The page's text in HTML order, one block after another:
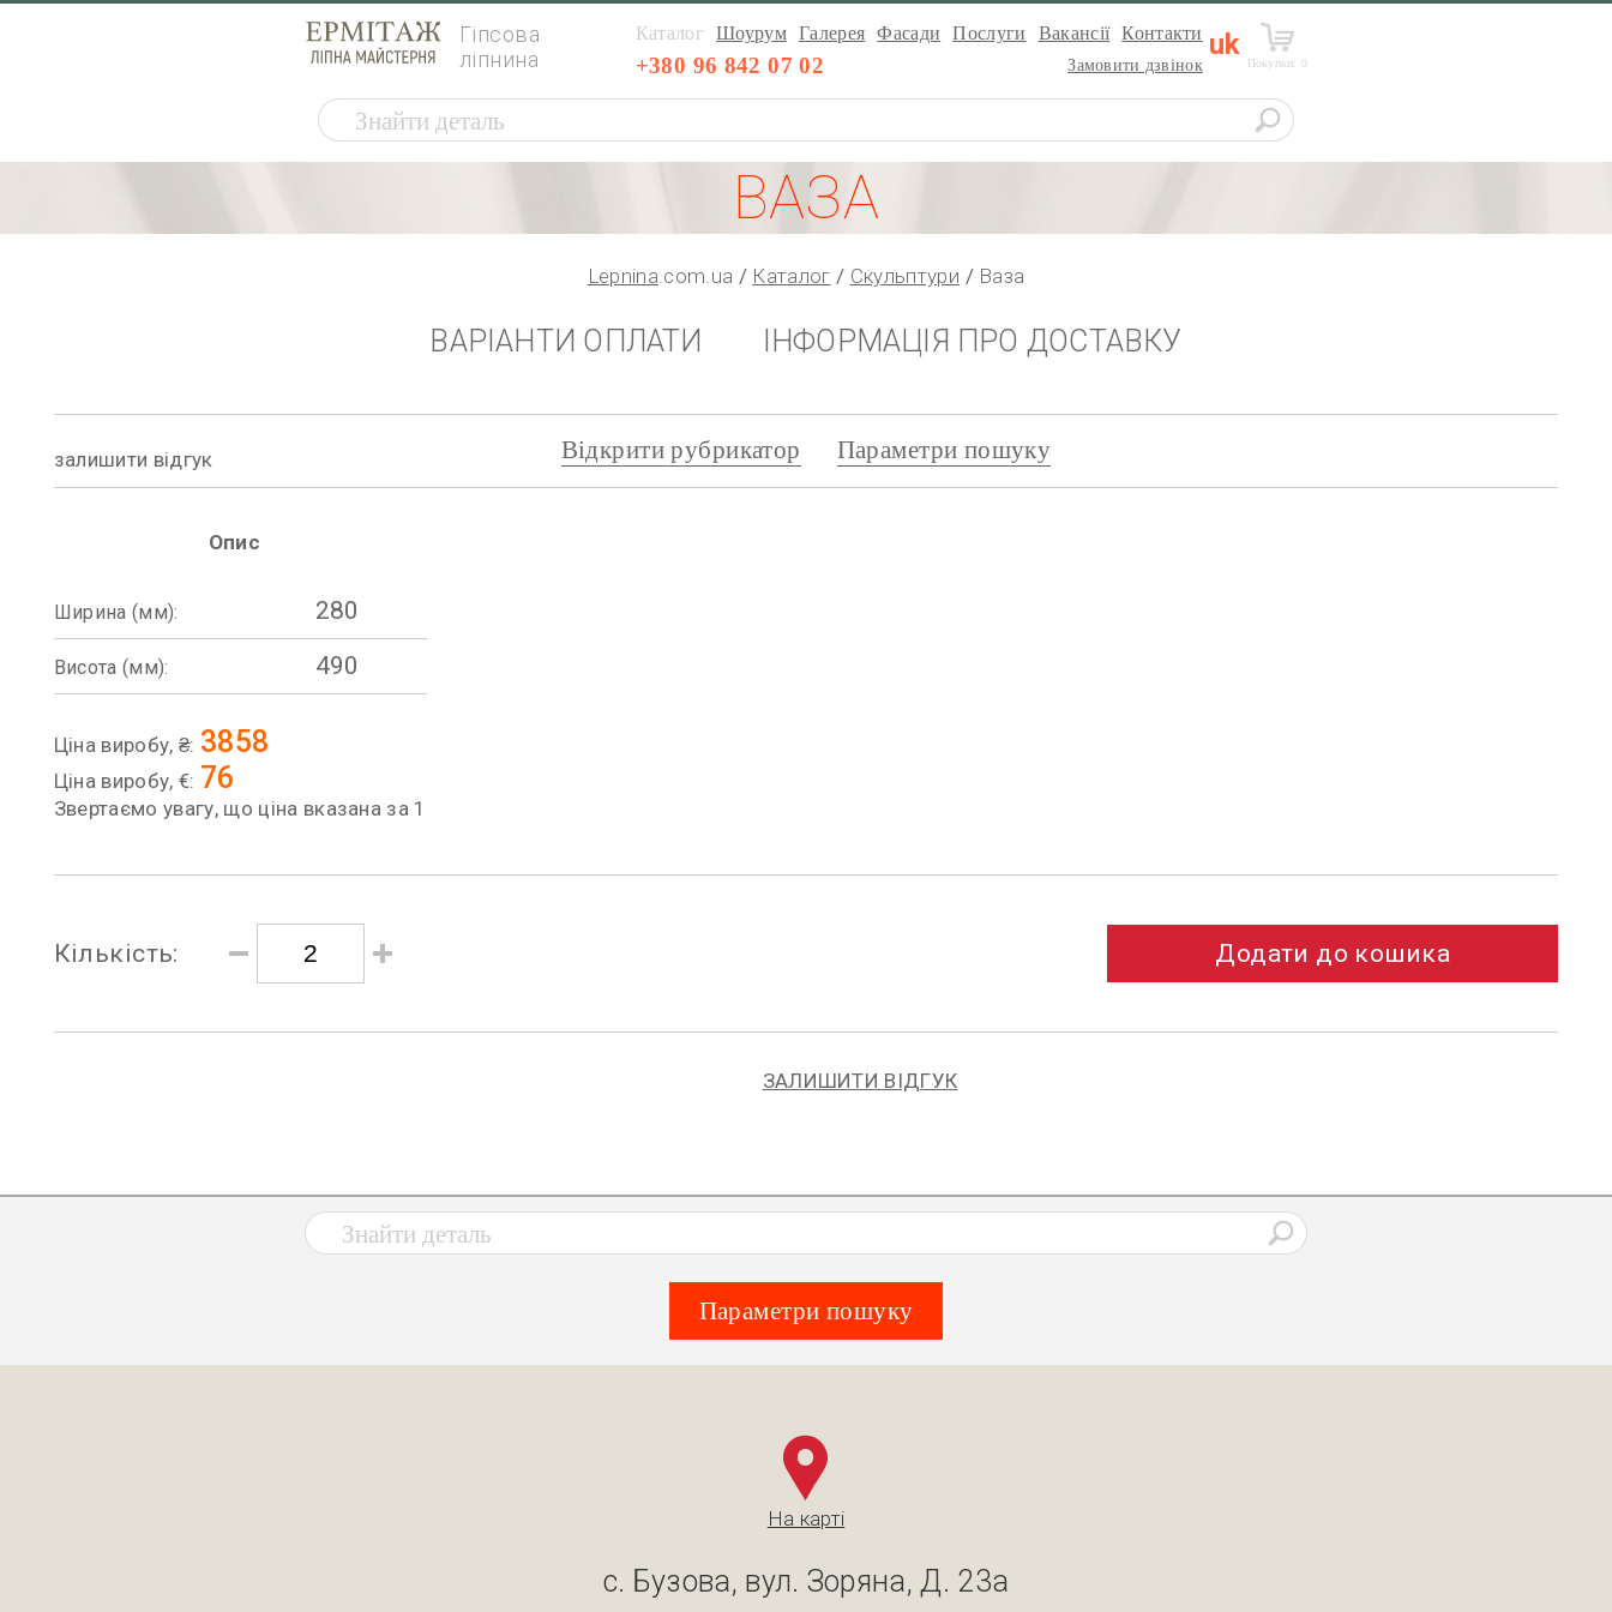
Гіпсова
ліпнина
Каталог Шоурум Галерея Фасади Послуги Вакансії Контакти
+380 96 842 07 02 Замовити дзвінок
uk
Покупки: 0
ВАЗА
Lepnina.com.ua Каталог Скульптури Ваза
ВАРІАНТИ ОПЛАТИ ІНФОРМАЦІЯ ПРО ДОСТАВКУ
залишити відгук Відкрити рубрикатор Параметри пошуку
Опис
Ширина (мм): 280
Висота (мм): 490
Ціна виробу, ₴: 3858
Ціна виробу, €: 76
Звертаємо увагу, що ціна вказана за 1
Кількість: Додати до кошика
ЗАЛИШИТИ ВІДГУК
Параметри пошуку
На карті
с. Бузова, вул. Зоряна, Д. 23а